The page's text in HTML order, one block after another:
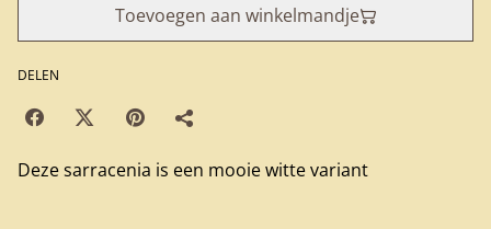
Toevoegen aan winkelmandje
DELEN
Deze sarracenia is een mooie witte variant